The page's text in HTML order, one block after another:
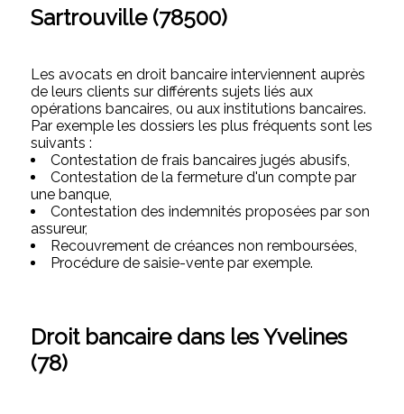
Sartrouville (78500)
Les avocats en droit bancaire interviennent auprès
de leurs clients sur différents sujets liés aux
opérations bancaires, ou aux institutions bancaires.
Par exemple les dossiers les plus fréquents sont les
suivants :
Contestation de frais bancaires jugés abusifs,
Contestation de la fermeture d'un compte par
une banque,
Contestation des indemnités proposées par son
assureur,
Recouvrement de créances non remboursées,
Procédure de saisie-vente par exemple.
Droit bancaire dans les Yvelines
(78)